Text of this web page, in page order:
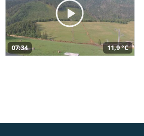
07:34 11,9 °C